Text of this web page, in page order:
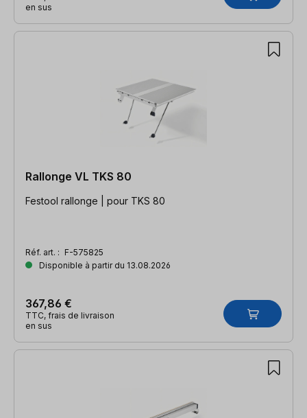
en sus
Rallonge VL TKS 80
Festool rallonge | pour TKS 80
Réf. art. : F-575825
Disponible à partir du 13.08.2026
367,86 €
TTC, frais de livraison
en sus